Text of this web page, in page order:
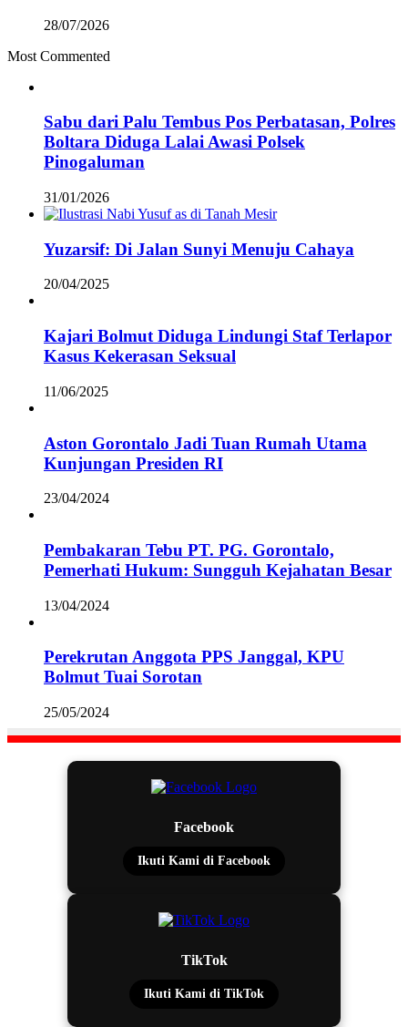
28/07/2026
Most Commented
Sabu dari Palu Tembus Pos Perbatasan, Polres
Boltara Diduga Lalai Awasi Polsek
Pinogaluman
31/01/2026
Yuzarsif: Di Jalan Sunyi Menuju Cahaya
20/04/2025
Kajari Bolmut Diduga Lindungi Staf Terlapor
Kasus Kekerasan Seksual
11/06/2025
Aston Gorontalo Jadi Tuan Rumah Utama
Kunjungan Presiden RI
23/04/2024
Pembakaran Tebu PT. PG. Gorontalo,
Pemerhati Hukum: Sungguh Kejahatan Besar
13/04/2024
Perekrutan Anggota PPS Janggal, KPU
Bolmut Tuai Sorotan
25/05/2024
Facebook
Ikuti Kami di Facebook
TikTok
Ikuti Kami di TikTok